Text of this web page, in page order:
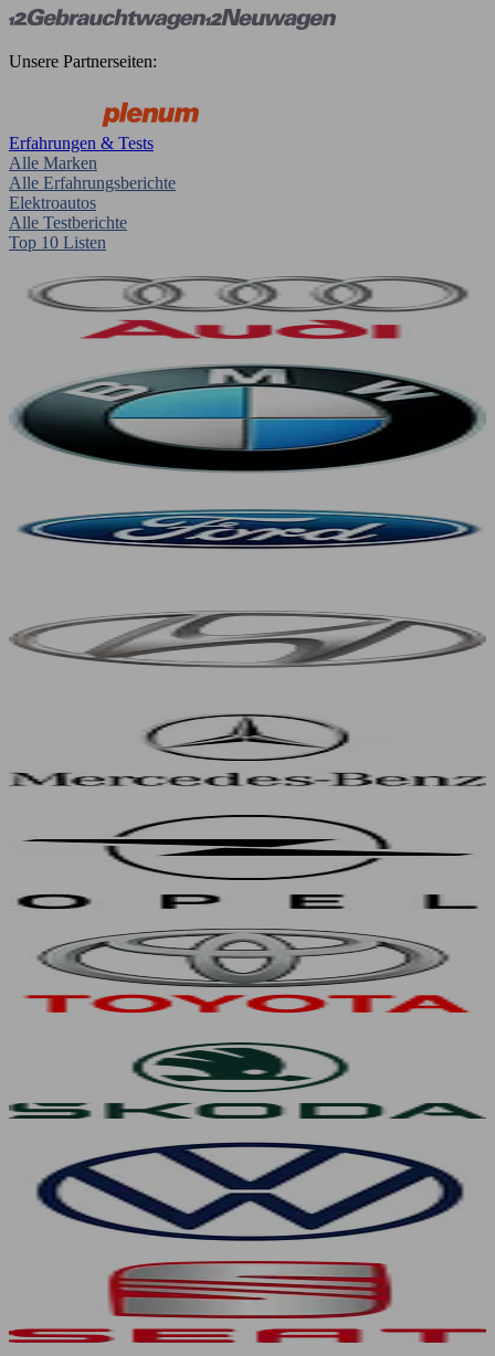
Unsere Partnerseiten:
Erfahrungen & Tests
Alle Marken
Alle Erfahrungsberichte
Elektroautos
Alle Testberichte
Top 10 Listen